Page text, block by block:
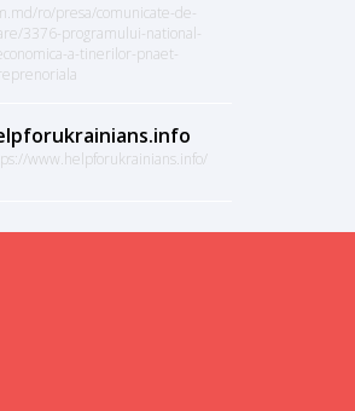
ro/presa/comunicate-de-
3376-programului-national-
a-tinerilor-pnaet-
www.helpforukrainians.info/